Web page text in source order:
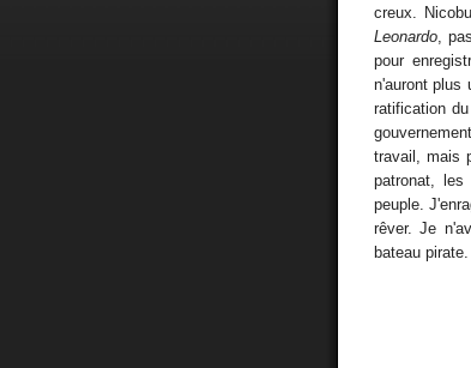
creux.
Leonardo ,
pour
n'auront plus
ratification
travail, mais
patronat,
peuple.
rêver. Je
bateau pirate.